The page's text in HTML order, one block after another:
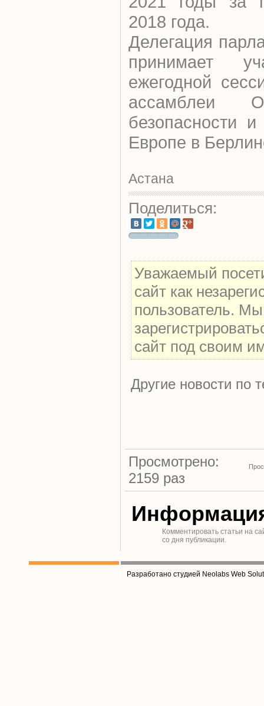
2018 года.
Делегация
принимает
ежегодной
ассамблеи
безопасности и
Европе в
Астана
Поделиться:
Уважаемый
сайт как
пользователь.
сайт под своим
Другие новости по
Просмотрено:
2159 раз
Комментировать статьи на
со дня публикации.
Разработано студией Neolabs Web